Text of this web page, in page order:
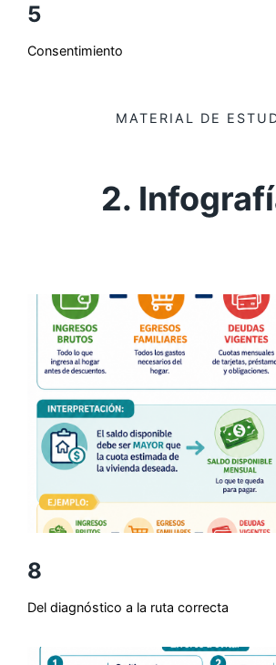
5
Consentimiento
MATERIAL DE
2.
8
Del diagnóstico a la ruta correcta